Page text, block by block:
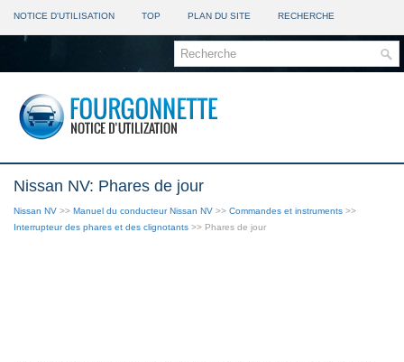
NOTICE D'UTILISATION TOP PLAN DU SITE RECHERCHE
Nissan NV: Phares de jour
Nissan NV >> Manuel du conducteur Nissan NV >> Commandes et instruments >>
Interrupteur des phares et des clignotants >> Phares de jour